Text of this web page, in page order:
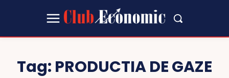
Tag: PRODUCTIA DE GAZE